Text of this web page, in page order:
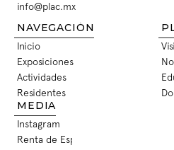
info@plac.mx
INFO@PLAC.MX
NAVEGACIÓN
Inicio
INICIO
Exposiciones
EXPOSICIONES
Actividades
ACTIVIDADES
Residentes
RESIDENTES
MEDIA
Instagram
INSTAGRAM
Renta de Espacios